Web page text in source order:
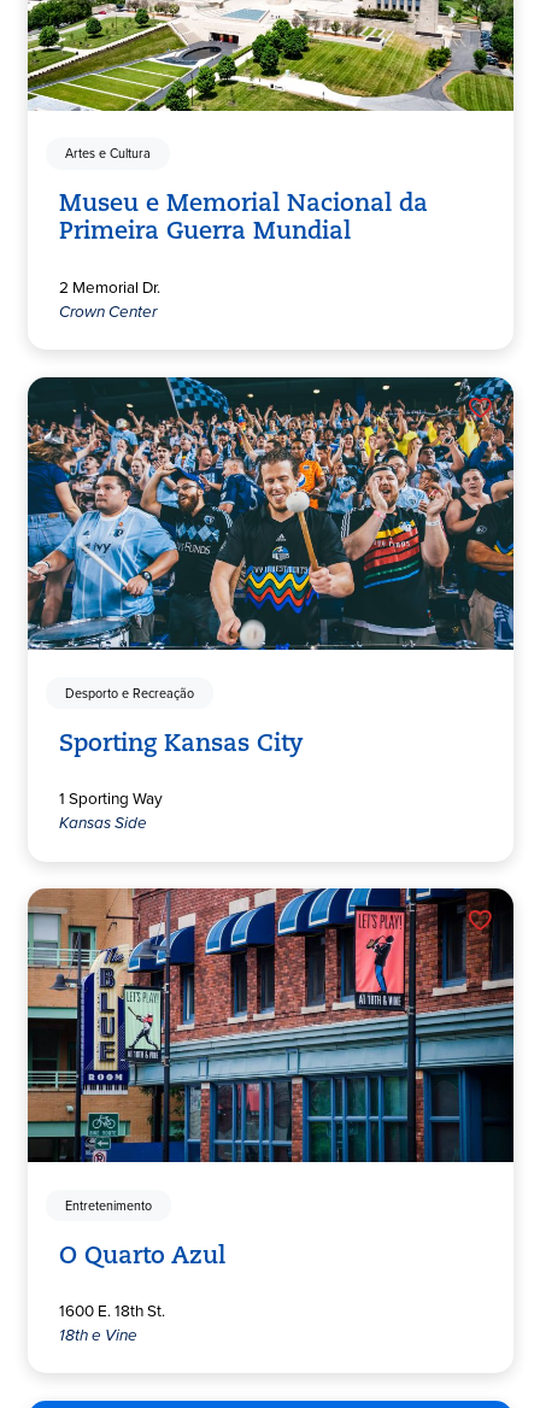
Artes e Cultura
Museu e Memorial Nacional da
Primeira Guerra Mundial
2 Memorial Dr.
Crown Center
Desporto e Recreação
Sporting Kansas City
1 Sporting Way
Kansas Side
Entretenimento
O Quarto Azul
1600 E. 18th St.
18th e Vine